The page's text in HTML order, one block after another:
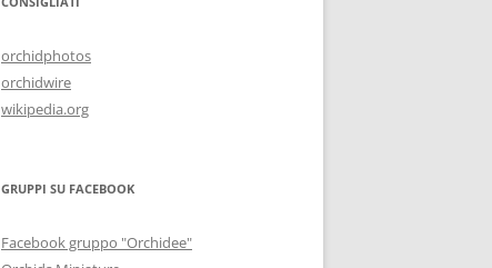
orchidphotos
orchidwire
wikipedia.org
GRUPPI SU FACEBOOK
Facebook gruppo "Orchidee"